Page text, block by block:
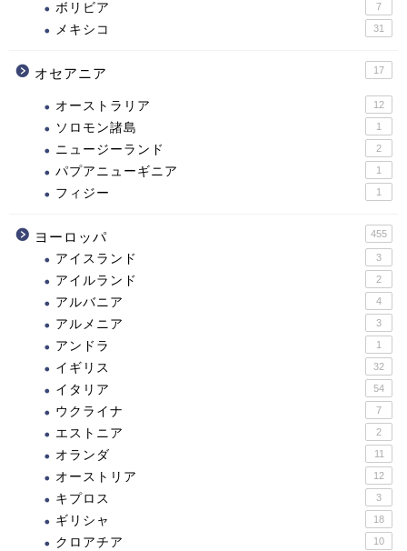
ボリビア 7
メキシコ 31
オセアニア 17
オーストラリア 12
ソロモン諸島 1
ニュージーランド 2
パプアニューギニア 1
フィジー 1
ヨーロッパ 455
アイスランド 3
アイルランド 2
アルバニア 4
アルメニア 3
アンドラ 1
イギリス 32
イタリア 54
ウクライナ 7
エストニア 2
オランダ 11
オーストリア 12
キプロス 3
ギリシャ 18
クロアチア 10